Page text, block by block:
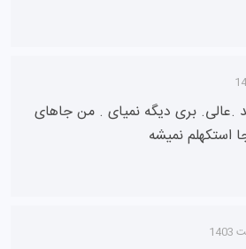
.عالی. بری دیگه نمیای . من جاهای
استکهلم نمیشه